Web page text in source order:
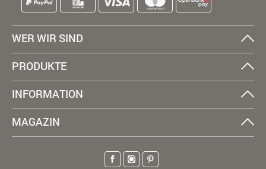
WER WIR SIND
PRODUKTE
INFORMATION
MAGAZIN